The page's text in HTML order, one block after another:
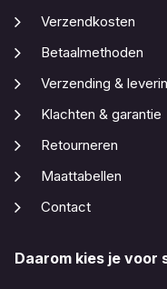
Verzendkosten
Betaalmethoden
Verzending &
Klachten & garantie
Retourneren
Maattabellen
Contact
Daarom kies je voor